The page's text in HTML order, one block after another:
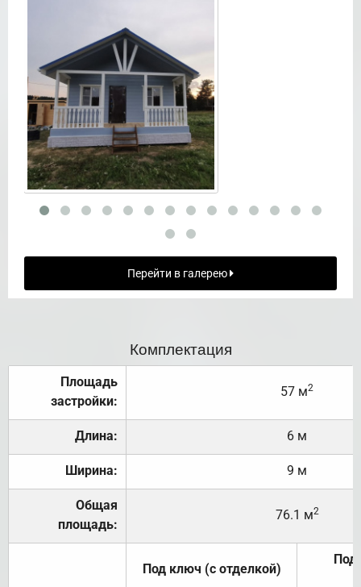
Перейти в галерею
Комплектация
Площадь
застройки:
57 м2
Длина: 6 м
Ширина: 9 м
Общая
площадь:
76.1 м2
Под ключ (с отделкой)
Под